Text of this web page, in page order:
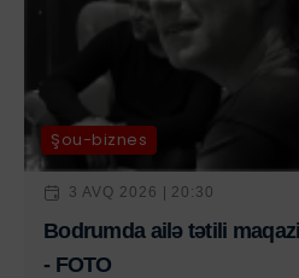
Şou-biznes
3 AVQ 2026 | 20:30
Bodrumda ailə tətili
- FOTO